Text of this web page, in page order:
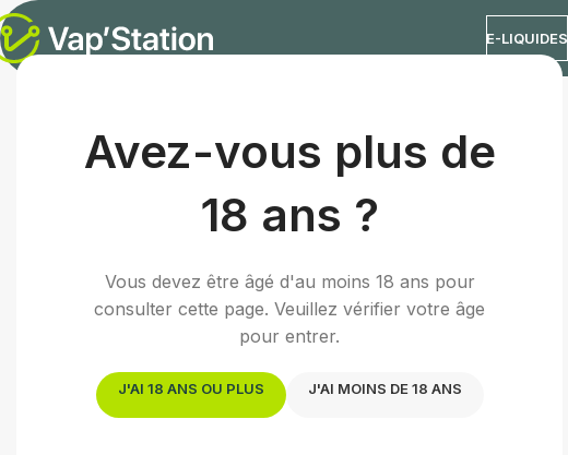
Avez-vous plus de
18 ans ?
Vous devez être âgé d'au moins 18 ans pour
consulter cette page. Veuillez vérifier votre âge
pour entrer.
J'AI 18 ANS OU PLUS J'AI MOINS DE 18 ANS
E-LIQUIDES
/E-liquides Akiro | 50mL